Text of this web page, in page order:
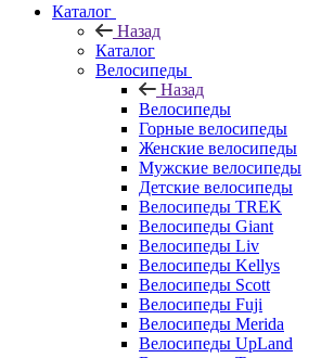
Каталог
Назад
Каталог
Велосипеды
Назад
Велосипеды
Горные велосипеды
Женские велосипеды
Мужские велосипеды
Детские велосипеды
Велосипеды TREK
Велосипеды Giant
Велосипеды Liv
Велосипеды Kellys
Велосипеды Scott
Велосипеды Fuji
Велосипеды Merida
Велосипеды UpLand